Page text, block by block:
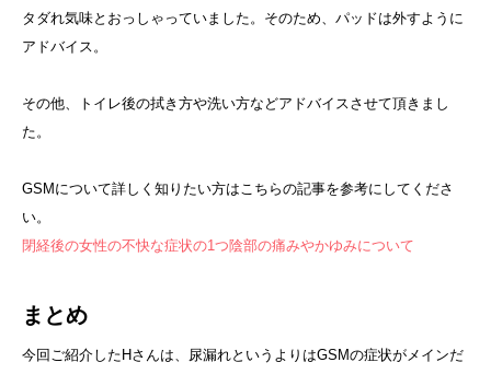
タダれ気味とおっしゃっていました。そのため、パッドは外すように
アドバイス。
その他、トイレ後の拭き方や洗い方などアドバイスさせて頂きまし
た。
GSMについて詳しく知りたい方はこちらの記事を参考にしてくださ
い。
閉経後の女性の不快な症状の1つ陰部の痛みやかゆみについて
まとめ
今回ご紹介したHさんは、尿漏れというよりはGSMの症状がメインだ